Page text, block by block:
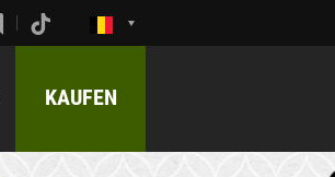
KAUFEN